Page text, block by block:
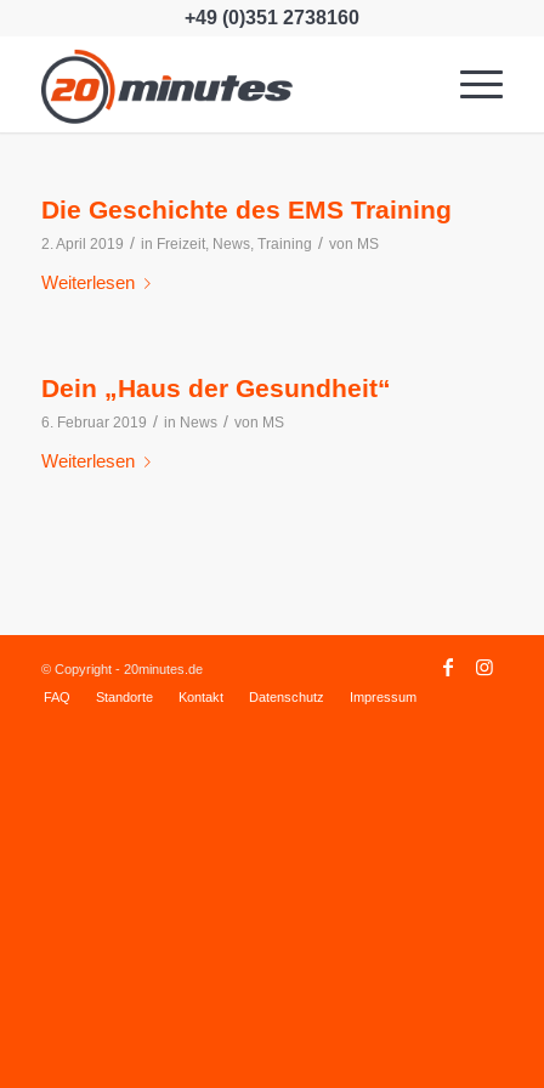
+49 (0)351 2738160
Die Geschichte des EMS Training
2. April 2019 / in Freizeit, News, Training / von MS
Weiterlesen
Dein „Haus der Gesundheit“
6. Februar 2019 / in News / von MS
Weiterlesen
© Copyright - 20minutes.de
FAQ
Standorte Kontakt Datenschutz Impressum